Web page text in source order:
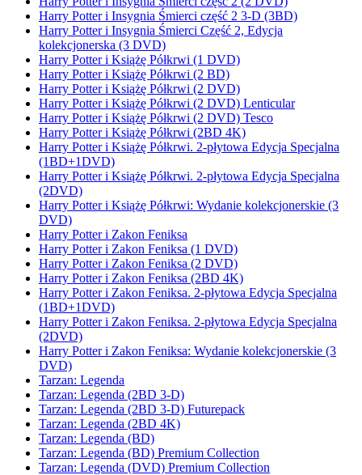
Harry Potter i Insygnia Śmierci część 2 3-D (3BD)
Harry Potter i Insygnia Śmierci Część 2, Edycja
kolekcjonerska (3 DVD)
Harry Potter i Książę Półkrwi (1 DVD)
Harry Potter i Książę Półkrwi (2 BD)
Harry Potter i Książę Półkrwi (2 DVD)
Harry Potter i Książę Półkrwi (2 DVD) Lenticular
Harry Potter i Książę Półkrwi (2 DVD) Tesco
Harry Potter i Książę Półkrwi (2BD 4K)
Harry Potter i Książę Półkrwi. 2-płytowa Edycja Specjalna
(1BD+1DVD)
Harry Potter i Książę Półkrwi. 2-płytowa Edycja Specjalna
(2DVD)
Harry Potter i Książę Półkrwi: Wydanie kolekcjonerskie (3
DVD)
Harry Potter i Zakon Feniksa
Harry Potter i Zakon Feniksa (1 DVD)
Harry Potter i Zakon Feniksa (2 DVD)
Harry Potter i Zakon Feniksa (2BD 4K)
Harry Potter i Zakon Feniksa. 2-płytowa Edycja Specjalna
(1BD+1DVD)
Harry Potter i Zakon Feniksa. 2-płytowa Edycja Specjalna
(2DVD)
Harry Potter i Zakon Feniksa: Wydanie kolekcjonerskie (3
DVD)
Tarzan: Legenda
Tarzan: Legenda (2BD 3-D)
Tarzan: Legenda (2BD 3-D) Futurepack
Tarzan: Legenda (2BD 4K)
Tarzan: Legenda (BD)
Tarzan: Legenda (BD) Premium Collection
Tarzan: Legenda (DVD) Premium Collection